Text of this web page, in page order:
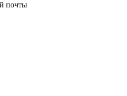
почты